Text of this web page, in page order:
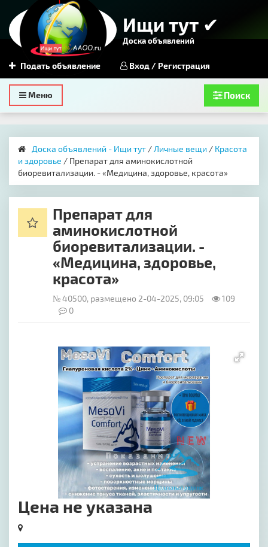
Ищи тут ✔
Доска объявлений
Подать объявление Вход / Регистрация
Toggle
navigation
Меню Поиск
Доска объявлений - Ищи тут /Личные вещи / Красота
и здоровье / Препарат для аминокислотной
биоревитализации. - «Медицина, здоровье, красота»
Препарат для
аминокислотной
биоревитализации. -
«Медицина, здоровье,
красота»
№ 40500, размещено 2-04-2025, 09:05
109
0
Цена не указана